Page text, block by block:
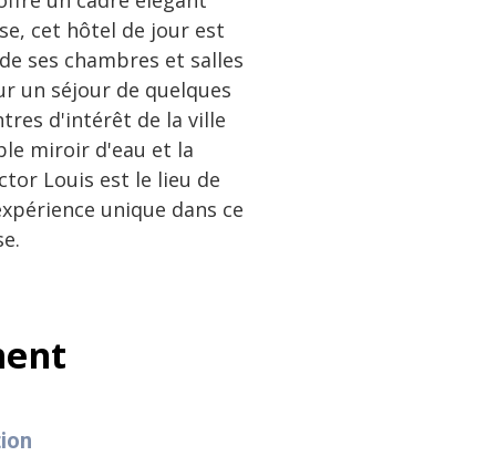
cet hôtel de jour est
ses chambres et salles
un séjour de quelques
d'intérêt de la ville
miroir d'eau et la
Louis est le lieu de
unique dans ce